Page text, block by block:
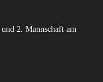
2. Mannschaft am